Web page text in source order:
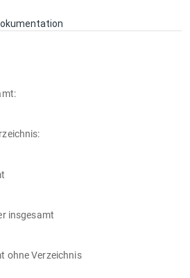
insgesamt
ohne Verzeichnis